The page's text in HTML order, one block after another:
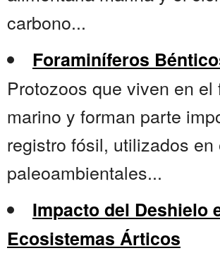
carbono...
Foraminíferos
Protozoos que viven en el
marino y forman parte
registro fósil, utilizados en
paleoambientales...
Impacto del Deshielo
Ecosistemas Árticos